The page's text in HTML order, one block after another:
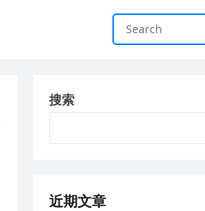
搜索
近期文章